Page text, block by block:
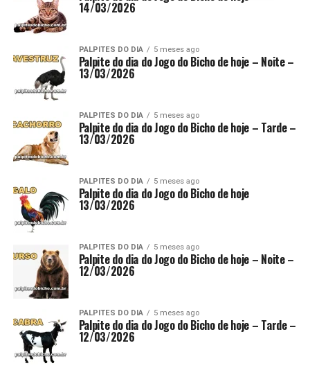
14/03/2026
PALPITES DO DIA 5 meses ago
Palpite do dia do Jogo do Bicho de hoje – Noite –
13/03/2026
PALPITES DO DIA 5 meses ago
Palpite do dia do Jogo do Bicho de hoje – Tarde –
13/03/2026
PALPITES DO DIA 5 meses ago
Palpite do dia do Jogo do Bicho de hoje
13/03/2026
PALPITES DO DIA 5 meses ago
Palpite do dia do Jogo do Bicho de hoje – Noite –
12/03/2026
PALPITES DO DIA 5 meses ago
Palpite do dia do Jogo do Bicho de hoje – Tarde –
12/03/2026